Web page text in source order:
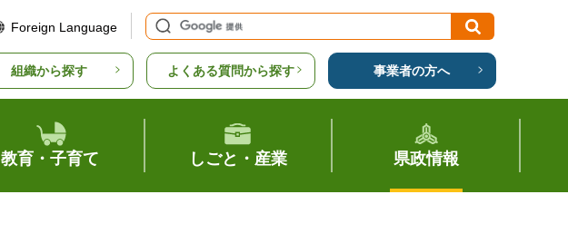
Foreign Language
組織から探す よくある質問から探す 事業者の方へ
教育・子育て しごと・産業 県政情報